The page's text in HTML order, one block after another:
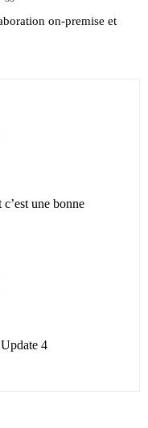
on-premise et
une bonne
4